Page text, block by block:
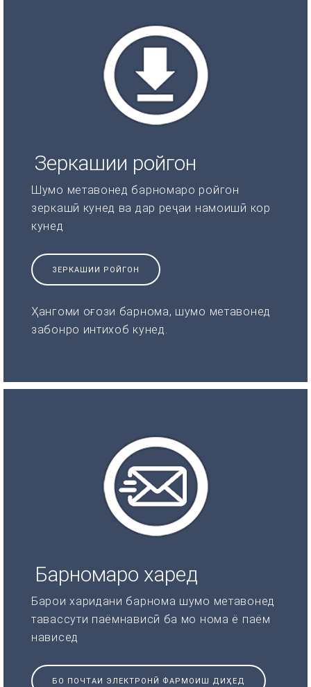
Зеркашии ройгон
Шумо метавонед барномаро ройгон
зеркашӣ кунед ва дар реҷаи намоишӣ кор
кунед
ЗЕРКАШИИ РОЙГОН
Ҳангоми оғози барнома, шумо метавонед
забонро интихоб кунед.
Барномаро харед
Барои харидани барнома шумо метавонед
тавассути паёмнависӣ ба мо нома ё паём
нависед
БО ПОЧТАИ ЭЛЕКТРОНӢ ФАРМОИШ ДИҲЕД